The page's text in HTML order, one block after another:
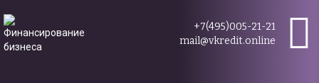
+7(495)005-21-21
mail@vkredit.online